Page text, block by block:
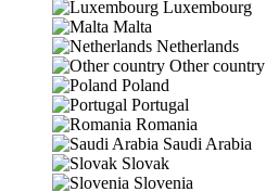
Luxembourg
Malta
Netherlands
Other country
Poland
Portugal
Romania
Saudi Arabia
Slovak
Slovenia